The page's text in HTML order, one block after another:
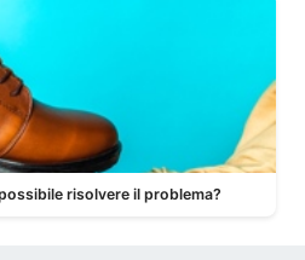
risolvere il problema?